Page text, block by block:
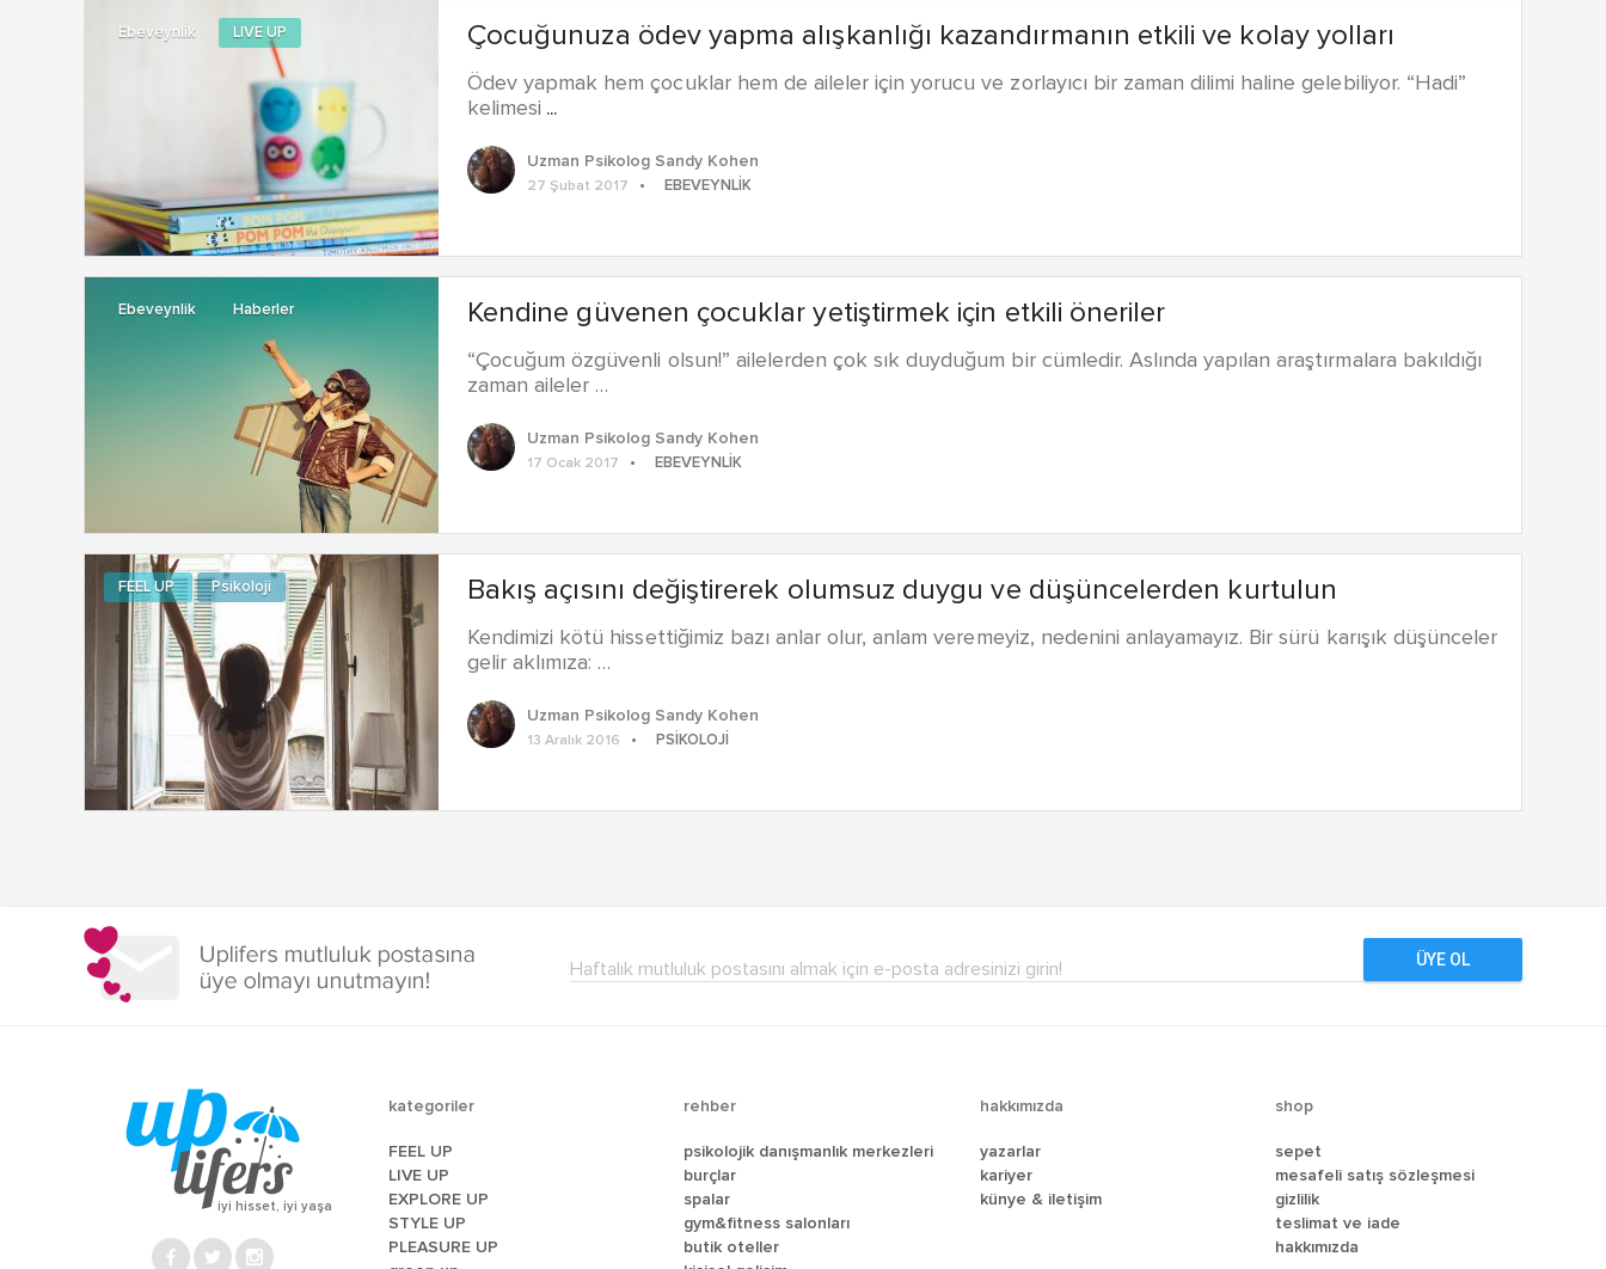
Çocuğunuza ödev yapma alışkanlığı kazandırmanın etkili ve kolay yolları
Ödev yapmak hem çocuklar hem de aileler için yorucu ve zorlayıcı bir zaman dilimi haline gelebiliyor. “Hadi”
kelimesi ...
Ebeveynlik LIVE UP
Uzman Psikolog Sandy Kohen
27 Şubat 2017 EBEVEYNLIK
Kendine güvenen çocuklar yetiştirmek için etkili öneriler
“Çocuğum özgüvenli olsun!” ailelerden çok sık duyduğum bir cümledir. Aslında yapılan araştırmalara bakıldığı
zaman aileler …
Ebeveynlik Haberler
Uzman Psikolog Sandy Kohen
17 Ocak 2017 EBEVEYNLIK
Bakış açısını değiştirerek olumsuz duygu ve düşüncelerden kurtulun
Kendimizi kötü hissettiğimiz bazı anlar olur, anlam veremeyiz, nedenini anlayamayız. Bir sürü karışık düşünceler
gelir aklımıza: …
FEEL UP Psikoloji
Uzman Psikolog Sandy Kohen
13 Aralık 2016 PSIKOLOJI
Haftalık mutluluk postasını almak için e-posta adresinizi girin! ÜYE OL
iyi hisset, iyi yaşa
kategoriler
FEEL UP
LIVE UP
EXPLORE UP
STYLE UP
PLEASURE UP
rehber
psikolojik danışmanlık merkezleri
burçlar
spalar
gym&fitness salonları
butik oteller
hakkımızda
yazarlar
kariyer
künye & i̇letişim
shop
sepet
mesafeli satış sözleşmesi
gizlilik
teslimat ve i̇ade
hakkımızda